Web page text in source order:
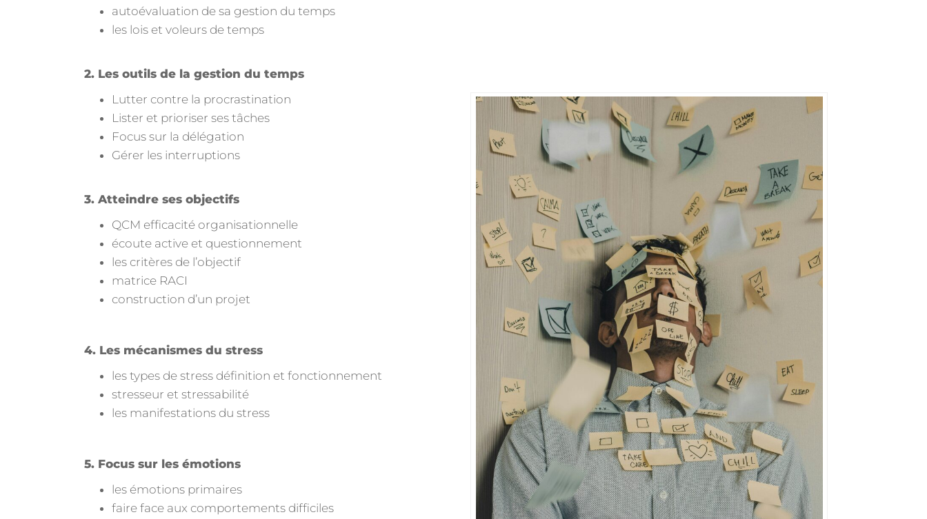
autoévaluation de sa gestion du temps
les lois et voleurs de temps
2. Les outils de la gestion du temps
Lutter contre la procrastination
Lister et prioriser ses tâches
Focus sur la délégation
Gérer les interruptions
3. Atteindre ses objectifs
QCM efficacité organisationnelle
écoute active et questionnement
les critères de l’objectif
matrice RACI
construction d’un projet
4. Les mécanismes du stress
les types de stress définition et fonctionnement
stresseur et stressabilité
les manifestations du stress
5. Focus sur les émotions
les émotions primaires
faire face aux comportements difficiles